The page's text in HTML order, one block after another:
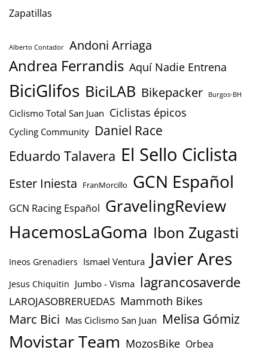
Zapatillas
Alberto Contador Andoni Arriaga
Andrea Ferrandis Aquí Nadie Entrena
BiciGlifos BiciLAB Bikepacker Burgos-BH
Ciclismo Total San Juan Ciclistas épicos
Cycling Community Daniel Race
Eduardo Talavera El Sello Ciclista
Ester Iniesta FranMorcillo GCN Español
GCN Racing Español GravelingReview
HacemosLaGoma Ibon Zugasti
Ineos Grenadiers Ismael Ventura Javier Ares
Jesus Chiquitin Jumbo - Visma lagrancosaverde
LAROJASOBRERUEDAS Mammoth Bikes
Marc Bici Mas Ciclismo San Juan Melisa Gómiz
Movistar Team MozosBike Orbea